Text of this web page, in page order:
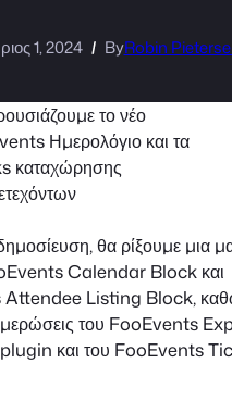
1, 2024 ByRobin
θα ρίξουμε μια
Calendar Block και
Listing Block,
του FooEvents
και του FooEvents